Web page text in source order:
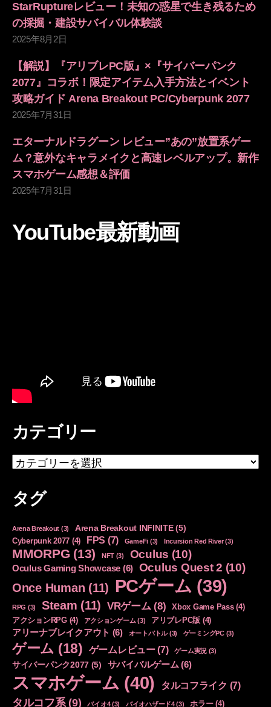
StarRuptureレビュー！未知の惑星で生き残るため
の採掘・建設サバイバル体験談
2025年8月2日
【解説】『アリブレPC版』×『サイバーパンク
2077』コラボ！限定アイテム入手方法とイベント
攻略ガイド Arena Breakout PC/Cyberpunk 2077
2025年7月31日
エターナルドラグーン レビュー”あの”放置系ゲー
ム？意外なキャラメイクと高速レベルアップ。新作
スマホゲーム感想＆評価
2025年7月31日
YouTube最新動画
カテゴリー
カ
テ
リ
タグ
Arena Breakout (3) Arena Breakout INFINITE(5)
Cyberpunk 2077 (4) FPS (7) GameFi (3) Incursion Red River(3)
MMORPG (13) NFT(3) Oculus (10)
Oculus Gaming Showcase (6) Oculus Quest 2 (10)
Once Human (11) PCゲーム (39)
RPG (3) Steam (11) VRゲーム (8) Xbox Game Pass(4)
アクションRPG(4) アクションゲーム (3) アリブレPC版 (4)
アリーナブレイクアウト (6) オートバトル(3) ゲーミングPC(3)
ゲーム (18) ゲームレビュー(7) ゲーム実況 (3)
サイバーパンク2077 (5) サバイバルゲーム (6)
スマホゲーム (40) タルコフライク (7)
タルコフ系(9) バイオ4(3) バイオハザード4(3) ホラー(4)